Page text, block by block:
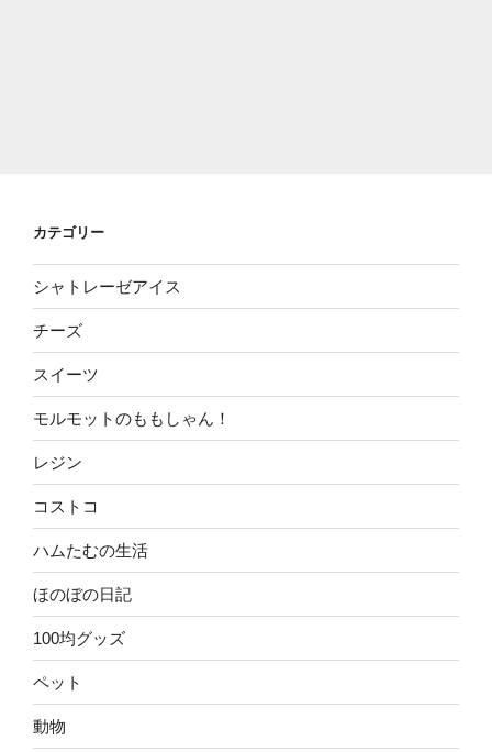
カテゴリー
シャトレーゼアイス
チーズ
スイーツ
モルモットのももしゃん！
レジン
コストコ
ハムたむの生活
ほのぼの日記
100均グッズ
ペット
動物